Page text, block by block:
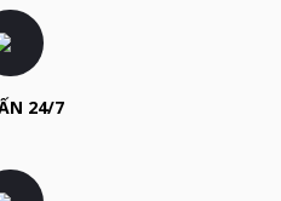
24/7